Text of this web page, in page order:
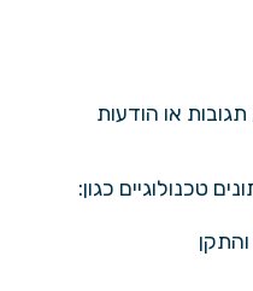
או הודעות
טכנולוגיים כגון: